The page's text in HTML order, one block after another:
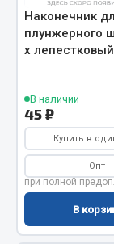
Автомобильный
Крепежный
Режущий
Силовое
Слесарный
Столярный
Наконечник
плунжерного
х лепестковый
В наличии
45 ₽
Купить в
Опт
при полной
В